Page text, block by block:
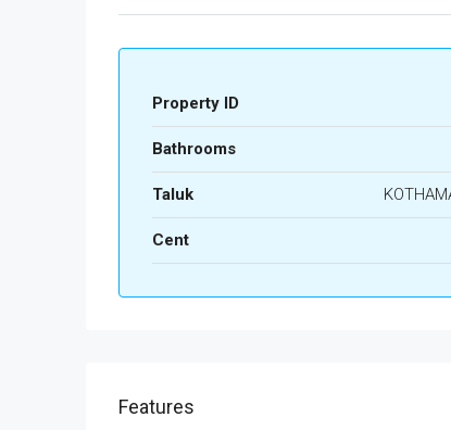
Property ID
Bathrooms
Taluk
Cent
Features